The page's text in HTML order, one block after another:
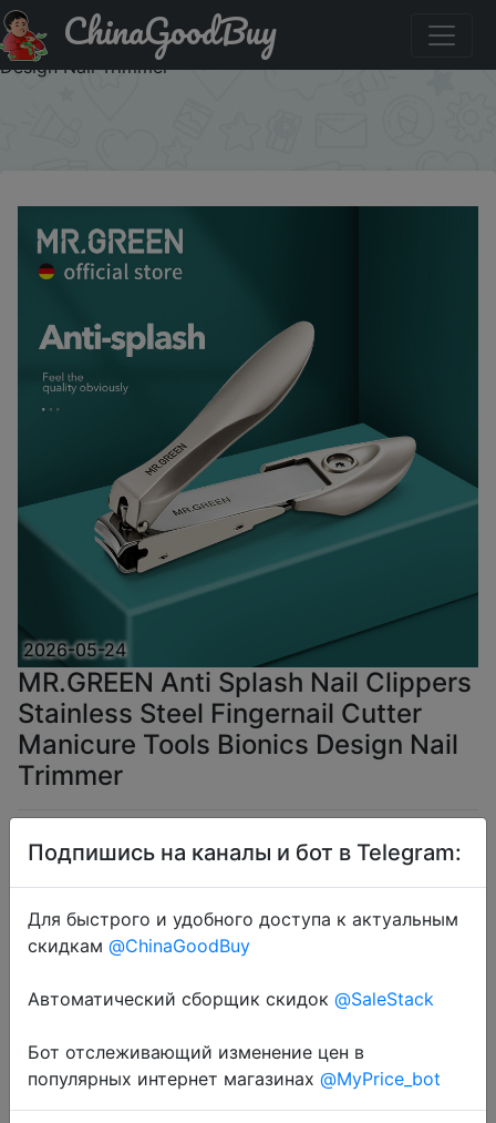
Купить по скидке: MR.GREEN Anti Splash Nail Clippers
Stainless Steel Fingernail Cutter Manicure Tools Bionics
Design Nail Trimmer
ChinaGoodBuy
2026-05-24
MR.GREEN Anti Splash Nail Clippers
Stainless Steel Fingernail Cutter
Manicure Tools Bionics Design Nail
Trimmer
$4.04
Coins
Перейти в магазин
Подпишись на каналы и бот в Telegram:
Для быстрого и удобного доступа к актуальным
скидкам @ChinaGoodBuy
Автоматический сборщик скидок @SaleStack
Бот отслеживающий изменение цен в
популярных интернет магазинах @MyPrice_bot